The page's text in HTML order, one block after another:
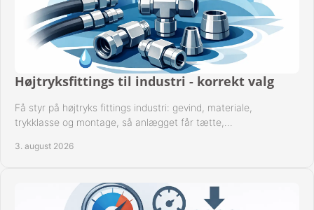
Højtryksfittings til industri - korrekt valg
Få styr på højtryks fittings industri: gevind, materiale,
trykklasse og montage, så anlægget får tætte,
3. august 2026